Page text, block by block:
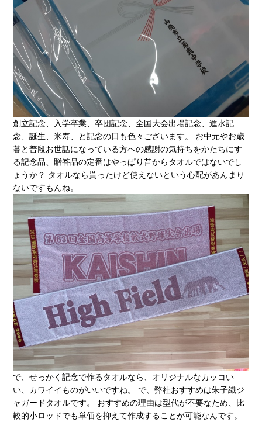
創立記念、入学卒業、卒団記念、全国大会出場記念、進水記
念、誕生、米寿、と記念の日も色々ございます。 お中元やお歳
暮と普段お世話になっている方への感謝の気持ちをかたちにす
る記念品、贈答品の定番はやっぱり昔からタオルではないでし
ょうか？ タオルなら貰ったけど使えないという心配があんまり
ないですもんね。
で、せっかく記念で作るタオルなら、オリジナルなカッコい
い、カワイイものがいいですね。 で、弊社おすすめは朱子織ジ
ャガードタオルです。 おすすめの理由は型代が不要なため、比
較的小ロッドでも単価を抑えて作成することが可能なんです。